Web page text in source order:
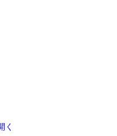
く